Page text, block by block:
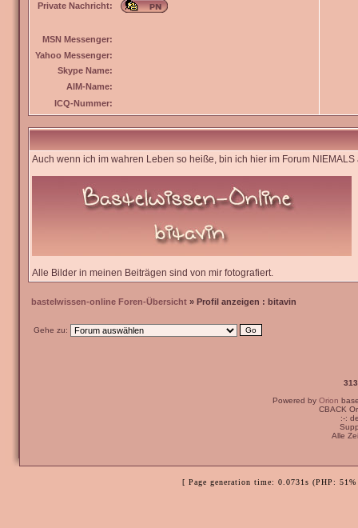
Private Nachricht:
MSN Messenger:
Yahoo Messenger:
Skype Name:
AIM-Name:
ICQ-Nummer:
Auch wenn ich im wahren Leben so heiße, bin ich hier im Forum NIEMALS
Alle Bilder in meinen Beiträgen sind von mir fotografiert.
bastelwissen-online Foren-Übersicht » Profil anzeigen : bitavin
Gehe zu:
Powered by Orion
CBACK
:-:
Alle
[ Page generation time: 0.0731s (PHP: